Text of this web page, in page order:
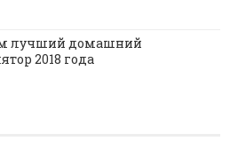
лучший домашний
2018 года